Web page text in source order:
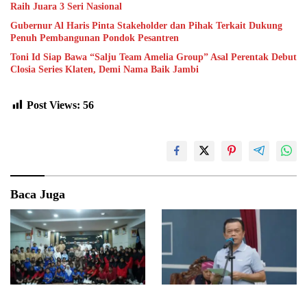
Raih Juara 3 Seri Nasional
Gubernur Al Haris Pinta Stakeholder dan Pihak Terkait Dukung
Penuh Pembangunan Pondok Pesantren
Toni Id Siap Bawa “Salju Team Amelia Group” Asal Perentak Debut
Closia Series Klaten, Demi Nama Baik Jambi
Post Views: 56
Baca Juga